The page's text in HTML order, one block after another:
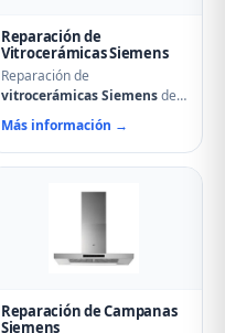
Reparación de
Vitrocerámicas Siemens
Reparación de
vitrocerámicas Siemensde
inducción y de cocción en
Dueñas. Solucionamos fuegos
que no encienden, cristales
responden, fallos en módulos
de inducción y problemas de
regulación de temperatura.
Más información →
Reparación de Campanas
Siemens